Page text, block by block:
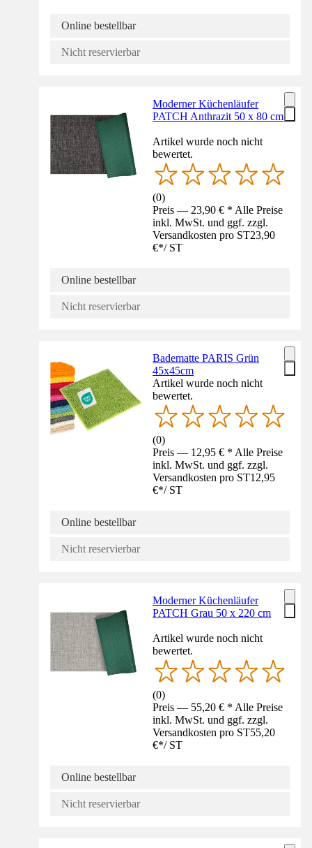
Online bestellbar
Nicht reservierbar
Moderner Küchenläufer
PATCH Anthrazit 50 x 80 cm
Artikel wurde noch nicht
bewertet.
(0)
Preis — 23,90 € * Alle Preise
inkl. MwSt. und ggf. zzgl.
Versandkosten pro ST23,90
€*/ ST
Online bestellbar
Nicht reservierbar
Badematte PARIS Grün
45x45cm
Artikel wurde noch nicht
bewertet.
(0)
Preis — 12,95 € * Alle Preise
inkl. MwSt. und ggf. zzgl.
Versandkosten pro ST12,95
€*/ ST
Online bestellbar
Nicht reservierbar
Moderner Küchenläufer
PATCH Grau 50 x 220 cm
Artikel wurde noch nicht
bewertet.
(0)
Preis — 55,20 € * Alle Preise
inkl. MwSt. und ggf. zzgl.
Versandkosten pro ST55,20
€*/ ST
Online bestellbar
Nicht reservierbar